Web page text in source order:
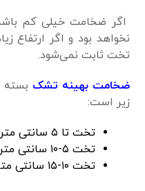
اگر ضخامت خیلی کم
نخواهد بود و اگر ارتفاع
تخت ثابت نمی‌شود.
ضخامت بهینه تشک
زیر است:
تخت تا ۵ سانتی متر – تشک تا ۲۰ سانتی متر
تخت ۵-۱۰ سانتی متر – تشک ۲۰-۲۳ سانتی متر
تخت ۱۰-۱۵ سانتی متر – تشک بالای ۲۳ سانتی متر